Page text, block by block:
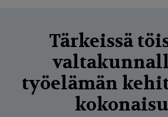
Tärkeissä
työelämän